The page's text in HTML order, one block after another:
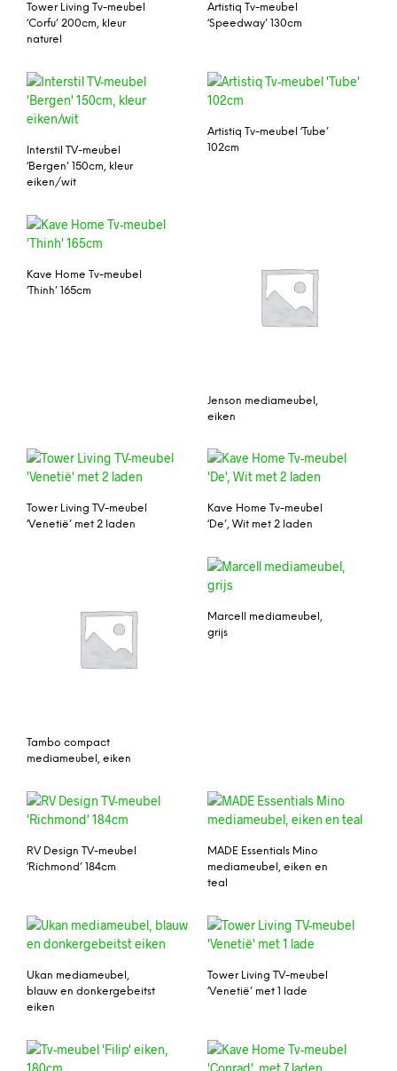
Tower Living Tv-meubel
‘Corfu’ 200cm, kleur
naturel
Artistiq Tv-meubel
‘Speedway’ 130cm
Interstil TV-meubel
‘Bergen’ 150cm, kleur
eiken/wit
Artistiq Tv-meubel ‘Tube’
102cm
Kave Home Tv-meubel
‘Thinh’ 165cm
Jenson mediameubel,
eiken
Tower Living TV-meubel
‘Venetië’ met 2 laden
Kave Home Tv-meubel
‘De’, Wit met 2 laden
Tambo compact
mediameubel, eiken
Marcell mediameubel,
grijs
RV Design TV-meubel
‘Richmond’ 184cm
MADE Essentials Mino
mediameubel, eiken en
teal
Ukan mediameubel,
blauw en donkergebeitst
eiken
Tower Living TV-meubel
‘Venetië’ met 1 lade